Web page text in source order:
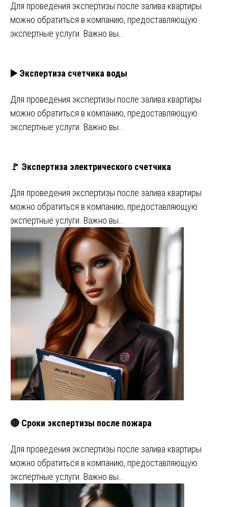
Для проведения экспертизы после залива квартиры
можно обратиться в компанию, предоставляющую
экспертные услуги. Важно вы…
▶️ Экспертиза счетчика воды
Для проведения экспертизы после залива квартиры
можно обратиться в компанию, предоставляющую
экспертные услуги. Важно вы…
🚩 Экспертиза электрического счетчика
Для проведения экспертизы после залива квартиры
можно обратиться в компанию, предоставляющую
экспертные услуги. Важно вы…
🔴 Сроки экспертизы после пожара
Для проведения экспертизы после залива квартиры
можно обратиться в компанию, предоставляющую
экспертные услуги. Важно вы…